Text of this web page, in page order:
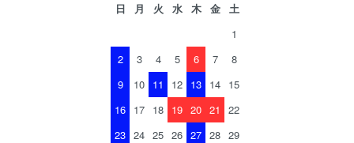
日 月 火 水 木 金
土
1
2
3 4 5 6 7
8
9
10 11 12 13 14 15
16 17 18 19 20 21
22
23 24 25 26 27 28 29